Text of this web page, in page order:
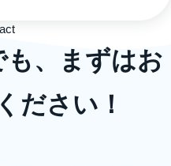
も、まずはお
ださい！